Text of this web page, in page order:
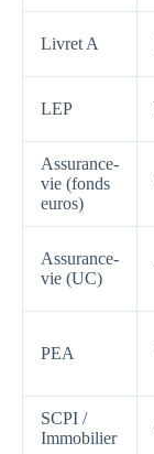
Livret A
LEP
Assurance-
vie (fonds
euros)
Assurance-
vie (UC)
PEA
SCPI /
Immobilier